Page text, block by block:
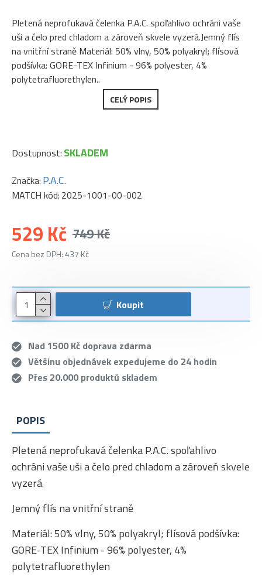
Pletená neprofukavá čelenka P.A.C. spoľahlivo ochráni vaše
uši a čelo pred chladom a zároveň skvele vyzerá.Jemný flís
na vnitřní straně Materiál: 50% vlny, 50% polyakryl; flísová
podšívka: GORE-TEX Infinium - 96% polyester, 4%
polytetrafluorethylen..
CELÝ POPIS
529 Kč 749 Kč
Cena bez DPH: 437 Kč
Dostupnost: SKLADEM
Značka: P.A.C.
MATCH kód: 2025-1001-00-002
Koupit
Nad 1500 Kč doprava zdarma
Většinu objednávek expedujeme do 24 hodin
Přes 20.000 produktů skladem
POPIS
Pletená neprofukavá čelenka P.A.C. spoľahlivo
ochráni vaše uši a čelo pred chladom a zároveň skvele
vyzerá.
Jemný flís na vnitřní straně
Materiál: 50% vlny, 50% polyakryl; flísová podšívka:
GORE-TEX Infinium - 96% polyester, 4%
polytetrafluorethylen